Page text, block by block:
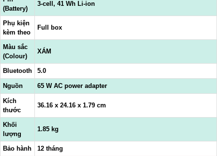
(Battery)
3-cell, 41 Wh Li-ion
Phụ kiện
kèm theo
Full box
Màu sắc
(Colour)
XÁM
Bluetooth 5.0
Nguồn 65 W AC power adapter
Kích
thước
36.16 x 24.16 x 1.79 cm
Khối
lượng
1.85 kg
Bảo hành 12 tháng